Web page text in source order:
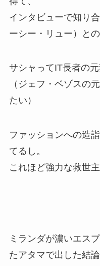
インタビューで知り
ーシー・リュー）と
サシャってIT長者の
（ジェフ・ベゾスの
たい）
ファッションへの造
てるし。
これほど強力な救世
ミランダが濃いエス
たアタマで出した結論